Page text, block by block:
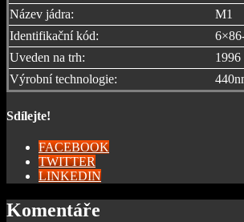
Název jádra:
M1
Identifikační kód:
Uveden na trh:
1996
Výrobní technologie:
Sdílejte!
FACEBOOK
TWITTER
LINKEDIN
Komentáře